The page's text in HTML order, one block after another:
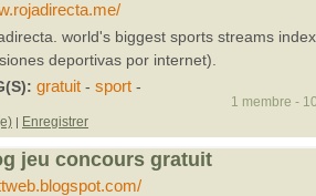
world's biggest sports streams
deportivas por internet).
gratuit- sport-
| Enregistrer
1 membre -
jeu concours gratuit